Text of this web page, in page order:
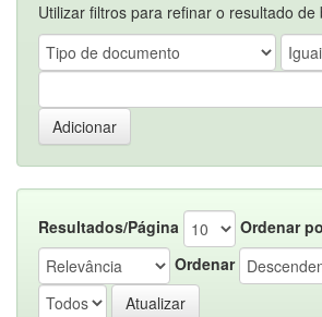
Utilizar filtros para refinar o resultado de
Resultados/Página
Ordenar
Ordenar